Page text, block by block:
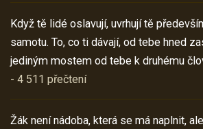
Když tě lidé oslavují, uvrhují tě
samotu. To, co ti dávají, od tebe hned
jediným mostem od tebe k druhému
- 4 511 přečtení
Žák není nádoba, která se má naplnit,